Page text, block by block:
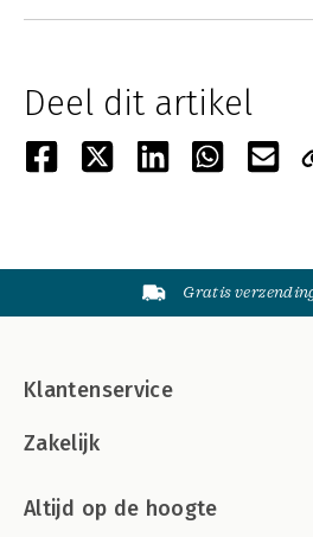
Deel dit artikel
Gratis
Klantenservice
Zakelijk
Altijd op de hoogte